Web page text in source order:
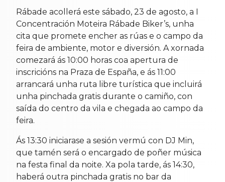
Rábade acollerá este sábado, 23 de agosto, a I
Concentración Moteira Rábade Biker’s, unha
cita que promete encher as rúas e o campo da
feira de ambiente, motor e diversión. A xornada
comezará ás 10:00 horas coa apertura de
inscricións na Praza de España, e ás 11:00
arrancará unha ruta libre turística que incluirá
unha pinchada gratis durante o camiño, con
saída do centro da vila e chegada ao campo da
feira.
Ás 13:30 iniciarase a sesión vermú con DJ Min,
que tamén será o encargado de poñer música
na festa final da noite. Xa pola tarde, ás 14:30,
haberá outra pinchada gratis no bar da